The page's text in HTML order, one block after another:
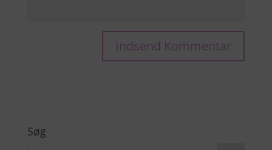
Søg